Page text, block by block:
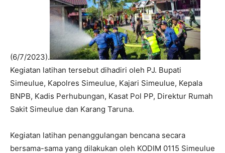
(6/7/2023).
Kegiatan latihan tersebut dihadiri oleh PJ. Bupati
Simeulue, Kapolres Simeulue, Kajari Simeulue, Kepala
BNPB, Kadis Perhubungan, Kasat Pol PP, Direktur Rumah
Sakit Simeulue dan Karang Taruna.
Kegiatan latihan penanggulangan bencana secara
bersama-sama yang dilakukan oleh KODIM 0115 Simeulue